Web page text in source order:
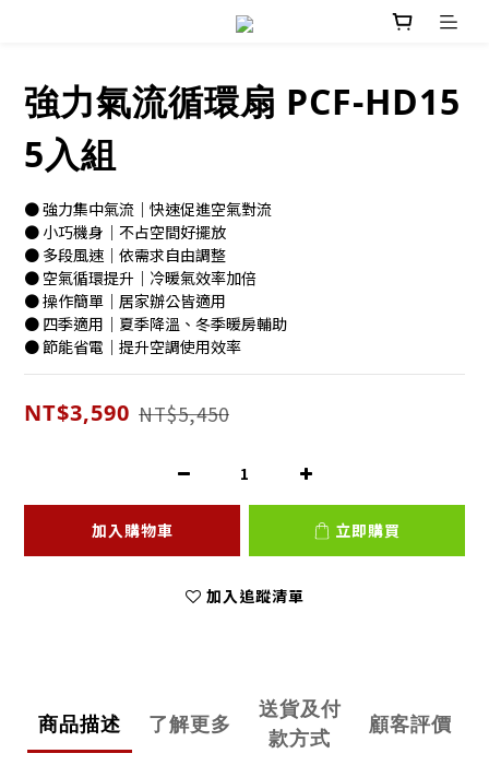
強力氣流循環扇 PCF-HD15
5入組
● 強力集中氣流｜快速促進空氣對流
● 小巧機身｜不占空間好擺放
● 多段風速｜依需求自由調整
● 空氣循環提升｜冷暖氣效率加倍
● 操作簡單｜居家辦公皆適用
● 四季適用｜夏季降溫、冬季暖房輔助
● 節能省電｜提升空調使用效率
NT$3,590 NT$5,450
加入購物車 立即購買
加入追蹤清單
商品描述 了解更多
送貨及付
款方式
顧客評價